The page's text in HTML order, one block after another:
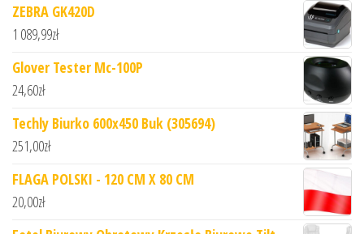
ZEBRA GK420D
1 089,99zł
Glover Tester Mc-100P
24,60zł
Techly Biurko 600x450 Buk (305694)
251,00zł
FLAGA POLSKI - 120 CM X 80 CM
20,00zł